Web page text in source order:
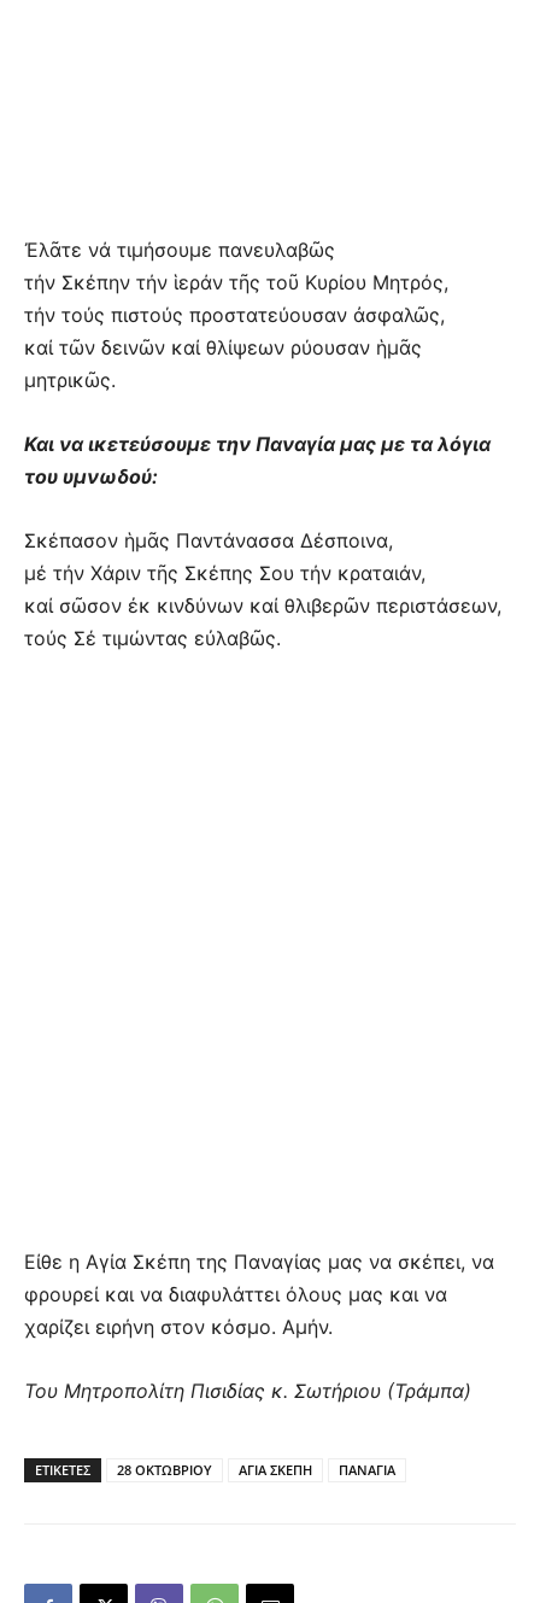
Ἐλᾶτε νά τιμήσουμε πανευλαβῶς
τήν Σκέπην τήν ἱεράν τῆς τοῦ Κυρίου Μητρός,
τήν τούς πιστούς προστατεύουσαν ἀσφαλῶς,
καί τῶν δεινῶν καί θλίψεων ρύουσαν ἡμᾶς
μητρικῶς.
Και να ικετεύσουμε την Παναγία μας με τα λόγια
του υμνωδού:
Σκέπασον ἡμᾶς Παντάνασσα Δέσποινα,
μέ τήν Χάριν τῆς Σκέπης Σου τήν κραταιάν,
καί σῶσον ἐκ κινδύνων καί θλιβερῶν περιστάσεων,
τούς Σέ τιμώντας εὐλαβῶς.
Είθε η Αγία Σκέπη της Παναγίας μας να σκέπει, να
φρουρεί και να διαφυλάττει όλους μας και να
χαρίζει ειρήνη στον κόσμο. Αμήν.
Του Μητροπολίτη Πισιδίας κ. Σωτήριου (Τράμπα)
ΕΤΙΚΕΤΕΣ 28 ΟΚΤΩΒΡΙΟΥ ΑΓΙΑ ΣΚΕΠΗ ΠΑΝΑΓΙΑ